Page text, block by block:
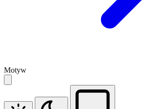
Motyw